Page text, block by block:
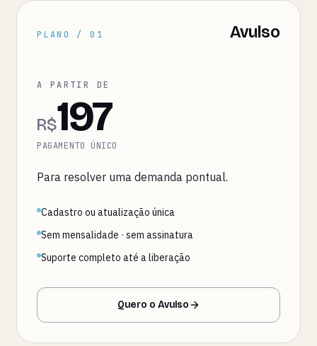
PLANO / 01 Avulso
A PARTIR DE
R$197
PAGAMENTO ÚNICO
Para resolver uma demanda pontual.
Cadastro ou atualização única
Sem mensalidade · sem assinatura
Suporte completo até a liberação
Quero o Avulso